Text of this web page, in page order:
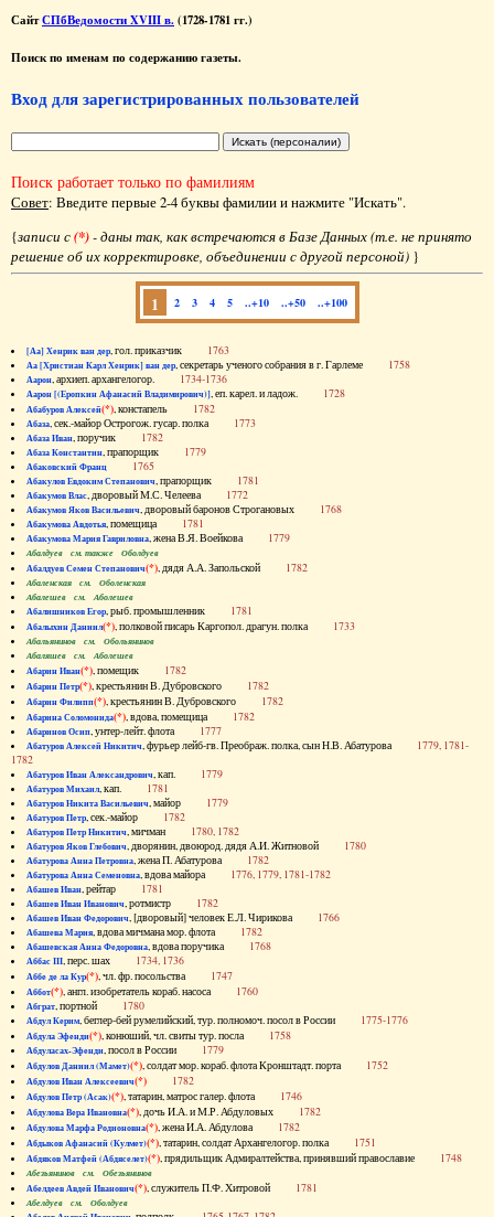
СайтСПбВедомости XVIII в. (1728-1781 гг.)
Поиск по именам по содержанию газеты.
Вход для зарегистрированных пользователей
Поиск работает только по фамилиям
Совет: Введите первые 2-4 буквы фамилии и нажмите "Искать".
{записи с(*)- даны так, как встречаются в Базе Данных (т.е. не принято
решение об их корректировке, объединении с другой персоной) }
1 2 3 4 5 ..+10 ..+50 ..+100
[Аа] Хенрик ван дер, гол. приказчик 1763
Аа [Христиан Карл Хенрик] ван дер, секретарь ученого собрания в г. Гарлеме 1758
Аарон, архиеп. архангелогор. 1734-1736
Аарон [(Еропкин Афанасий Владимирович)], еп. карел. и ладож. 1728
Абабуров Алексей(*), констапель 1782
Абаза, сек.-майор Острогож. гусар. полка 1773
Абаза Иван, поручик 1782
Абаза Константин, прапорщик 1779
Абаковский Франц 1765
Абакулов Евдоким Степанович, прапорщик 1781
Абакумов Влас, дворовый М.С. Челеева 1772
Абакумов Яков Васильевич, дворовый баронов Строгановых 1768
Абакумова Авдотья, помещица 1781
Абакумова Мария Гавриловна, жена В.Я. Воейкова 1779
Абалдуев см. также Оболдуев
Абалдуев Семен Степанович(*), дядя А.А. Запольской 1782
Абаленская см. Оболенская
Абалешев см. Аболешев
Абалишников Егор, рыб. промышленник 1781
Абалыхин Даниил(*), полковой писарь Каргопол. драгун. полка 1733
Абальянинов см. Обольянинов
Абаляшев см. Аболешев
Абарин Иван(*), помещик 1782
Абарин Петр(*), крестьянин В. Дубровского 1782
Абарин Филипп(*), крестьянин В. Дубровского 1782
Абарина Соломонида(*), вдова, помещица 1782
Абаринов Осип, унтер-лейт. флота 1777
Абатуров Алексей Никитич, фурьер лейб-гв. Преображ. полка, сын Н.В. Абатурова 1779, 1781-
1782
Абатуров Иван Александрович, кап. 1779
Абатуров Михаил, кап. 1781
Абатуров Никита Васильевич, майор 1779
Абатуров Петр, сек.-майор 1782
Абатуров Петр Никитич, мичман 1780, 1782
Абатуров Яков Глебович, дворянин, двоюрод. дядя А.И. Житновой 1780
Абатурова Анна Петровна, жена П. Абатурова 1782
Абатурова Анна Семеновна, вдова майора 1776, 1779, 1781-1782
Абашев Иван, рейтар 1781
Абашев Иван Иванович, ротмистр 1782
Абашев Иван Федорович, [дворовый] человек Е.Л. Чирикова 1766
Абашева Мария, вдова мичмана мор. флота 1782
Абашевская Анна Федоровна, вдова поручика 1768
Аббас III, перс. шах 1734, 1736
Аббе де ла Кур(*), чл. фр. посольства 1747
Аббот(*), англ. изобретатель кораб. насоса 1760
Абграт, портной 1780
Абдул Керим, беглер-бей румелийский, тур. полномоч. посол в России 1775-1776
Абдула Эфенди(*), конюший, чл. свиты тур. посла 1758
Абдуласах-Эфенди, посол в России 1779
Абдулов Даниил (Мамет)(*), солдат мор. кораб. флота Кронштадт. порта 1752
Абдулов Иван Алексеевич(*) 1782
Абдулов Петр (Асак)(*), татарин, матрос галер. флота 1746
Абдулова Вера Ивановна(*), дочь И.А. и М.Р. Абдуловых 1782
Абдулова Марфа Родионовна(*), жена И.А. Абдулова 1782
Абдыков Афанасий (Кулмет)(*), татарин, солдат Архангелогор. полка 1751
Абдяков Матфей (Абдяселет)(*), прядильщик Адмиралтейства, принявший православие 1748
Абезьянинов см. Обезьянинов
Абелдеев Авдей Иванович(*), служитель П.Ф. Хитровой 1781
Абелдуев см. Оболдуев